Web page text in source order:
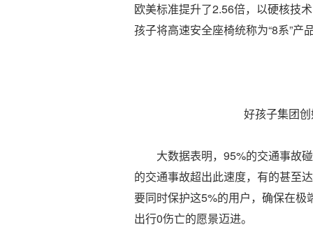
欧美标准提升了2.56倍，以硬核技
孩子将高速安全座椅统称为“8系”产
好孩子集团创
大数据表明，95%的交通事故碰
的交通事故超出此速度，有的甚至
要同时保护这5%的用户，确保在
出行0伤亡的愿景迈进。